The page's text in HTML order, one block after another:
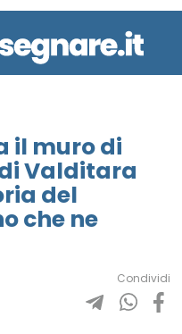
il muro di
Valditara
del
che ne
Condividi